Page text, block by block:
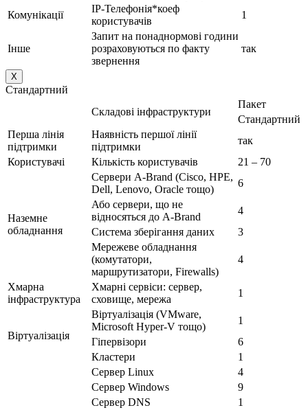
Комунікації
IP-Телефонія*коеф
користувачів
1
Інше
Запит на понаднормові години
розраховуються по факту
звернення
так
X
Стандартний
Складові інфраструктури
Пакет
Стандартний
Перша лінія
підтримки
Наявність першої лінії
підтримки
так
Користувачі
Кількість користувачів 21 – 70
Наземне
обладнання
Сервери A-Brand (Cisco, HPE,
Dell, Lenovo, Oracle тощо)
6
Або сервери, що не
відносяться до A-Brand
4
Система зберігання даних
3
Мережеве обладнання
(комутатори,
маршрутизатори, Firewalls)
4
Хмарна
інфраструктура
Хмарні сервіси: сервер,
сховище, мережа
1
Віртуалізація
Віртуалізація (VMware,
Microsoft Hyper-V тощо)
1
Гіпервізори
6
Кластери
1
Сервер Linux
4
Сервер Windows
9
Сервер DNS
1